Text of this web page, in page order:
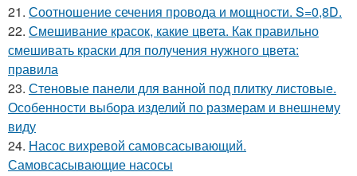
21. Соотношение сечения провода и мощности. S=0,8D.
22. Смешивание красок, какие цвета. Как правильно
смешивать краски для получения нужного цвета:
правила
23. Стеновые панели для ванной под плитку листовые.
Особенности выбора изделий по размерам и внешнему
виду
24. Насос вихревой самовсасывающий.
Самовсасывающие насосы